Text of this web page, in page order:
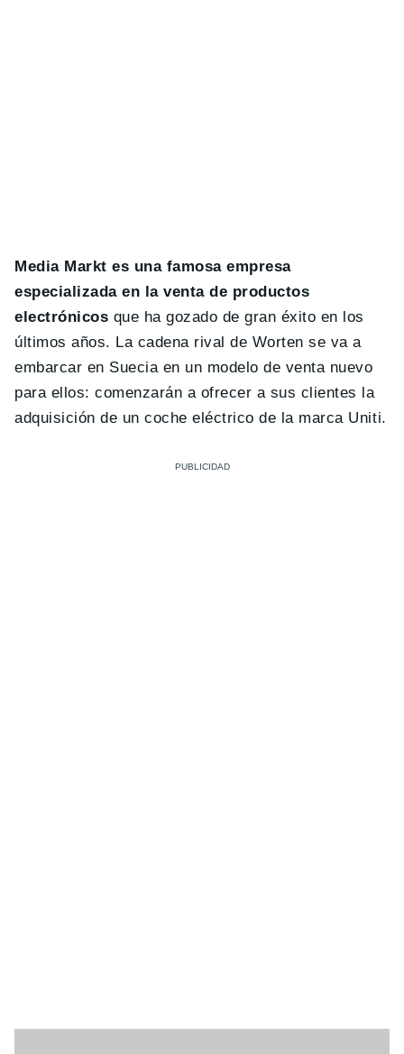
Media Markt es una famosa empresa
especializada en la venta de productos
electrónicos que ha gozado de gran éxito en los
últimos años. La cadena rival de Worten se va a
embarcar en Suecia en un modelo de venta nuevo
para ellos: comenzarán a ofrecer a sus clientes la
adquisición de un coche eléctrico de la marca Uniti.